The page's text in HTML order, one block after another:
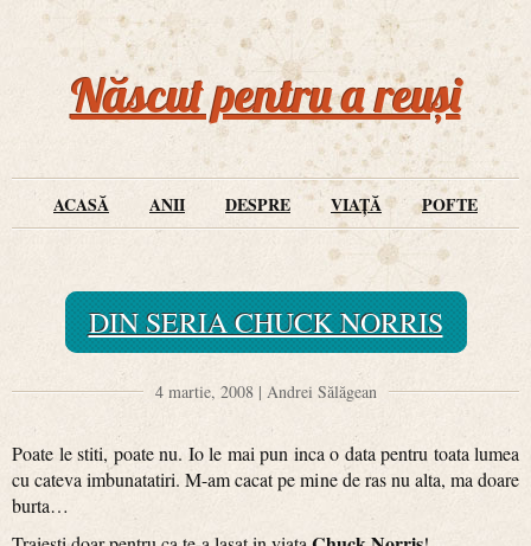
Născut pentru a reuși
ACASĂ ANII DESPRE VIAȚĂ POFTE
DIN SERIA CHUCK NORRIS
4 martie, 2008 | Andrei Sălăgean
Poate le stiti, poate nu. Io le mai pun inca o data pentru toata lumea
cu cateva imbunatatiri. M-am cacat pe mine de ras nu alta, ma doare
burta…